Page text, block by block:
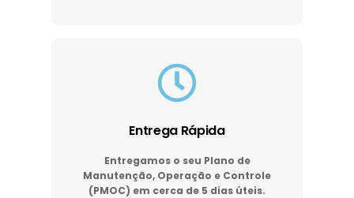
Entrega Rápida
Entregamos o seu Plano de
Manutenção, Operação e Controle
(PMOC) em cerca de 5 dias úteis.